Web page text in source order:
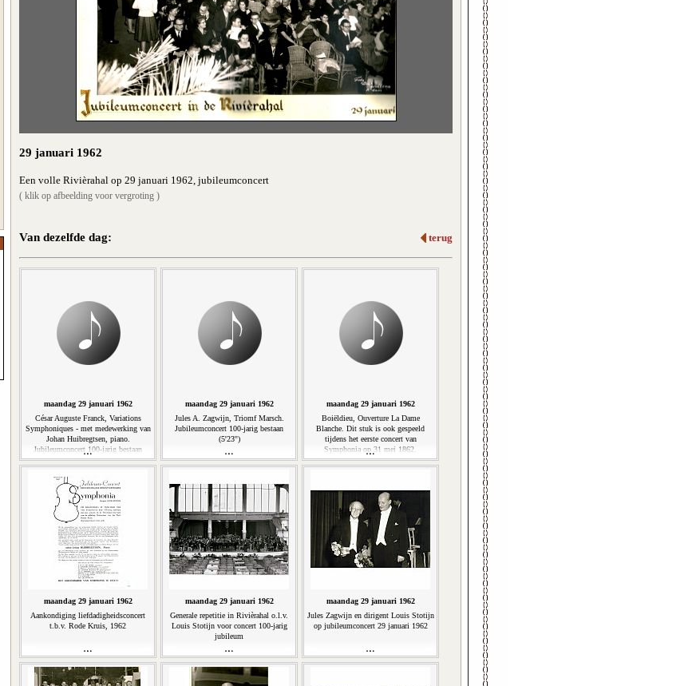
29 januari 1962
Een volle Rivièrahal op 29 januari 1962, jubileumconcert
( klik op afbeelding voor vergroting )
terug
Van dezelfde dag:
maandag 29 januari 1962
César Auguste Franck, Variations
Symphoniques - met medewerking van
Johan Huibregtsen, piano.
Jubileumconcert 100-jarig bestaan
(14'29'')
maandag 29 januari 1962
Jules A. Zagwijn, Triomf Marsch.
Jubileumconcert 100-jarig bestaan
(5'23'')
maandag 29 januari 1962
Boiëldieu, Ouverture La Dame
Blanche. Dit stuk is ook gespeeld
tijdens het eerste concert van
Symphonia op 31 mei 1862.
Jubileumconcert 100-jarig bestaan
(8'36'')
maandag 29 januari 1962
Aankondiging liefdadigheidsconcert
t.b.v. Rode Kruis, 1962
maandag 29 januari 1962
Generale repetitie in Rivièrahal o.l.v.
Louis Stotijn voor concert 100-jarig
jubileum
maandag 29 januari 1962
Jules Zagwijn en dirigent Louis Stotijn
op jubileumconcert 29 januari 1962